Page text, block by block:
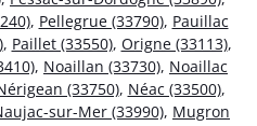
, Pellegrue (33790), Pauillac
, Paillet (33550), Origne (33113),
, Noaillan (33730), Noaillac
(33750), Néac (33500),
sur-Mer (33990), Mugron